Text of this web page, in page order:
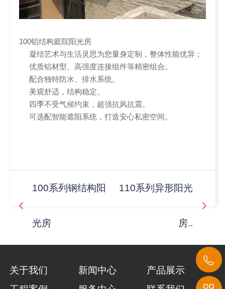
100铝结构庭院阳光房
凝结艺术与生活灵思为您量身定制，整体性能优异；
优质铝材型、高强度连接组件等精密组合。
配合独特防水、排水系统。
美观舒适，结构稳定。
四季不受气候约束，超强抗风抗震。
可选配智能遮阳系统，打造安心私密空间。
100系列钢结构阳
光房
110系列异形阳光
房..
关于我们 新闻中心
产品展示